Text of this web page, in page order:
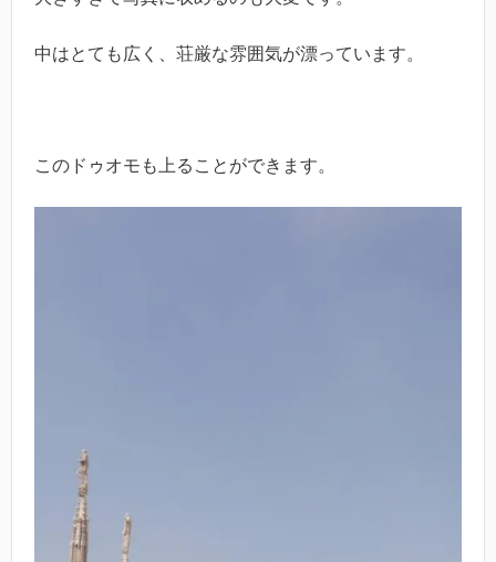
中はとても広く、荘厳な雰囲気が漂っています。
このドゥオモも上ることができます。